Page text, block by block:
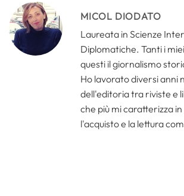
MICOL DIODATO
Laureata in Scienze
Diplomatiche. Tanti i
questi il giornalismo
Ho lavorato diversi anni
dell'editoria tra riviste e
che più mi caratterizza
l'acquisto e la lettura